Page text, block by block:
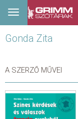
Toggle
navigation
Gonda Zita
A SZERZŐ MŰVEI
BEJELENTKEZÉS
TANULÓSZÓTÁR
KÉPES SZÓTÁR
KÉZISZÓTÁR